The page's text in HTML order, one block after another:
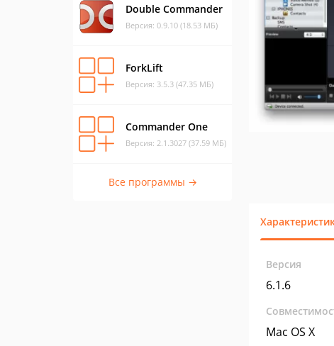
Double Commander
Версия: 0.9.10 (18.53 МБ)
ForkLift
Версия: 3.5.3 (47.35 МБ)
Commander One
Версия: 2.1.3027 (37.59 МБ)
Все программы →
Версия
6.1.6
Mac OS X